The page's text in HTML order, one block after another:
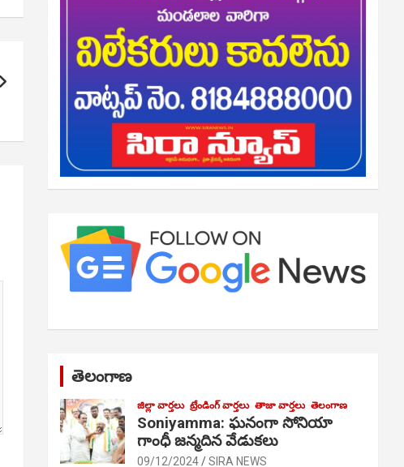
తెలంగాణ
జిల్లా వార్తలు ట్రేండింగ్ వార్తలు తాజా వార్తలు తెలంగాణ
Soniyamma: ఘ‌నంగా సోనియా
గాంధీ జ‌న్మ‌దిన వేడుక‌లు
09/12/2024 SIRA NEWS